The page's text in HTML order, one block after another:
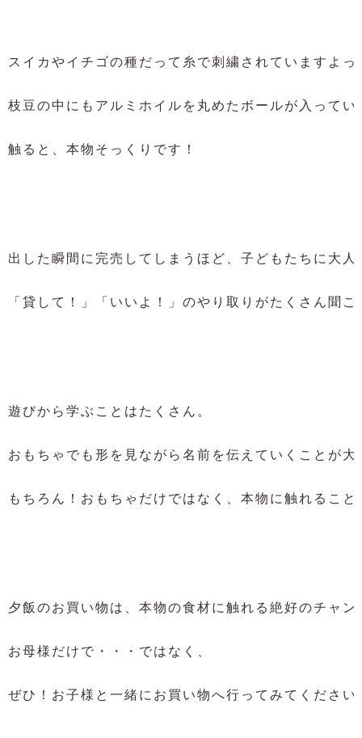
スイカやイチゴの種だって糸で刺繍されていますよっ
枝豆の中にもアルミホイルを丸めたボールが入ってい
触ると、本物そっくりです！
出した瞬間に完売してしまうほど、子どもたちに大人
「貸して！」「いいよ！」のやり取りがたくさん聞
遊びから学ぶことはたくさん。
おもちゃでも形を見ながら名前を伝えていくことが
もちろん！おもちゃだけではなく、本物に触れるこ
夕飯のお買い物は、本物の食材に触れる絶好のチャ
お母様だけで・・・ではなく、
ぜひ！お子様と一緒にお買い物へ行ってみてください